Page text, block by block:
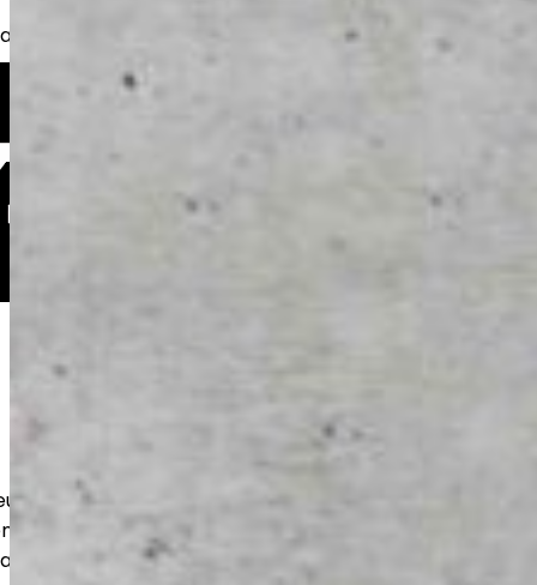
taloyhtiöitä sekä yrityksiä.
kestävät betonilattiat
ja varastoihin. Huolellinen pohjatyö ja
pitkän käyttöiän ja siistin